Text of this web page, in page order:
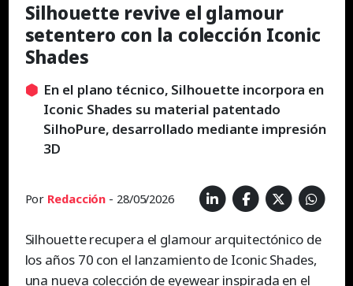
Silhouette revive el glamour
setentero con la colección Iconic
Shades
En el plano técnico, Silhouette incorpora en
Iconic Shades su material patentado
SilhoPure, desarrollado mediante impresión
3D
Por Redacción - 28/05/2026
Silhouette recupera el glamour arquitectónico de
los años 70 con el lanzamiento de Iconic Shades,
una nueva colección de eyewear inspirada en el